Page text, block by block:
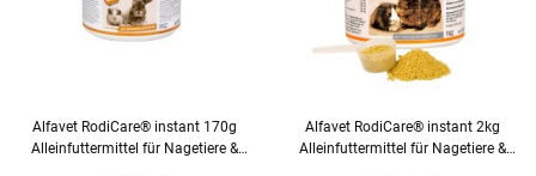
Alfavet RodiCare® instant 170g
Alleinfuttermittel für Nagetiere &
Alfavet RodiCare® instant 2kg
Alleinfuttermittel für Nagetiere &